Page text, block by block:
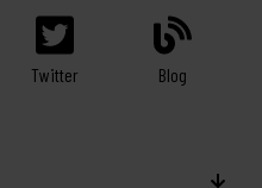
Twitter Blog